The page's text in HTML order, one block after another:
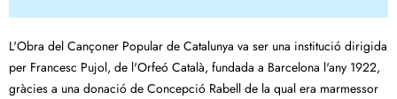
L'Obra del Cançoner Popular de Catalunya va ser una institució dirigida
per Francesc Pujol, de l'Orfeó Català, fundada a Barcelona l'any 1922,
gràcies a una donació de Concepció Rabell de la qual era marmessor